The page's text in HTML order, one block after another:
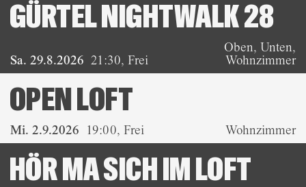
Sa. 29.8.2026 21:30,Frei
GÜRTEL NIGHTWALK 28
Oben, Unten,
Wohnzimmer
Mi. 2.9.2026 19:00,Frei
OPEN LOFT
Wohnzimmer
HÖR MA SICH IM LOFT